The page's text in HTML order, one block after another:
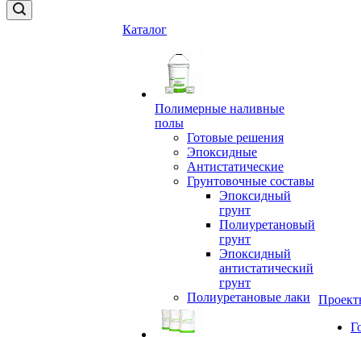
Каталог
Полимерные наливные
полы
Готовые решения
Эпоксидные
Антистатические
Грунтовочные составы
Эпоксидный
грунт
Полиуретановый
грунт
Эпоксидный
антистатический
грунт
Полиуретановые лаки